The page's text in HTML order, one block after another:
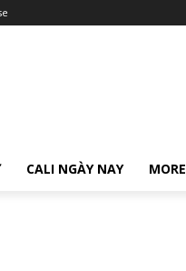
CALI NGÀY NAY MORE